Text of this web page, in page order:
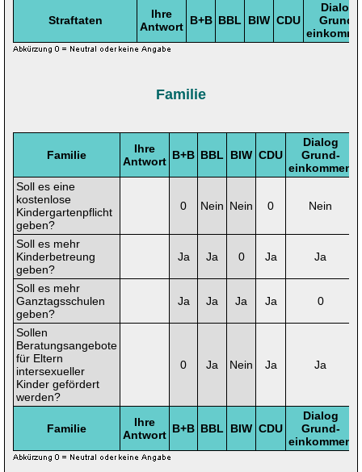
Straftaten
Ihre
Antwort B+B BBL BIW CDU
Dialog
Grund-
Familie
Familie
Ihre
Antwort B+B BBL BIW CDU
Dialog
Grund-
einkommen
Soll es eine
kostenlose
Kindergartenpflicht
geben?
0 Nein Nein 0 Nein
Soll es mehr
Kinderbetreung
geben?
Ja Ja 0 Ja Ja
Soll es mehr
Ganztagsschulen
geben?
Ja Ja Ja Ja 0
Sollen
Beratungsangebote
für Eltern
intersexueller
Kinder gefördert
werden?
0 Ja Nein Ja Ja
Familie
Ihre
Antwort B+B BBL BIW CDU
Dialog
Grund-
einkommen